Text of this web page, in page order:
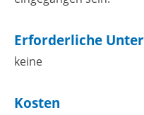
Erforderliche
keine
Kosten